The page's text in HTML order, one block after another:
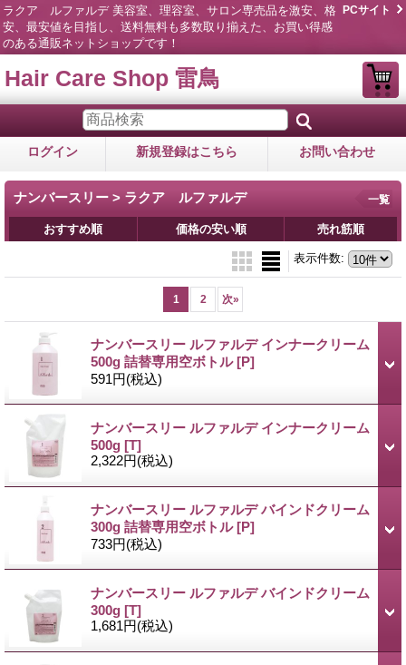
ラクア ルファルデ 美容室、理容室、サロン専売品を激安、格
安、最安値を目指し、送料無料も多数取り揃えた、お買い得感
のある通販ネットショップです！
PCサイト
Hair Care Shop 雷鳥
ログイン 新規登録はこちら お問い合わせ
ナンバースリー > ラクア ルファルデ 一覧
おすすめ順 価格の安い順 売れ筋順
表示件数:
1 2 次»
ナンバースリー ルファルデ インナークリーム
500g 詰替専用空ボトル[P]
591円(税込)
ナンバースリー ルファルデ インナークリーム
500g [T]
2,322円(税込)
ナンバースリー ルファルデ バインドクリーム
300g 詰替専用空ボトル[P]
733円(税込)
ナンバースリー ルファルデ バインドクリーム
300g [T]
1,681円(税込)